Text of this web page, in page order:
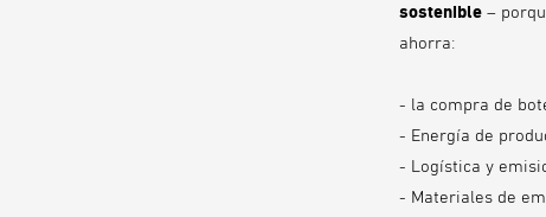
sostenible –
ahorra:
- la compra de
- Energía de
- Logística y
- Materiales de